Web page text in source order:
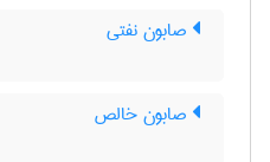
صابون نفتی
صابون خالص